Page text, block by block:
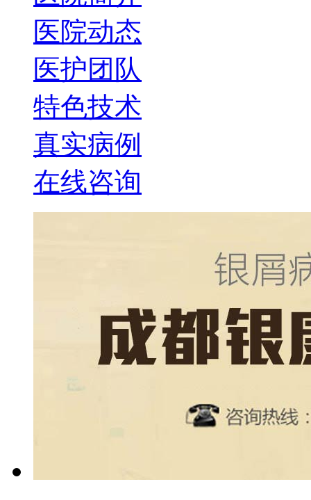
医院动态
医护团队
特色技术
真实病例
在线咨询